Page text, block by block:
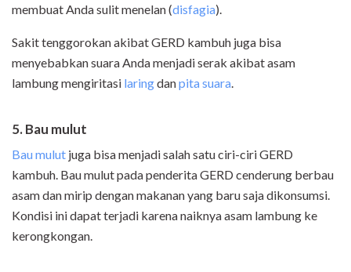
membuat Anda sulit menelan (disfagia).
Sakit tenggorokan akibat GERD kambuh juga bisa
menyebabkan suara Anda menjadi serak akibat asam
lambung mengiritasi laringdanpita suara
5. Bau mulut
Bau mulut juga bisa menjadi salah satu ciri-ciri GERD
kambuh. Bau mulut pada penderita GERD cenderung berbau
asam dan mirip dengan makanan yang baru saja dikonsumsi.
Kondisi ini dapat terjadi karena naiknya asam lambung ke
kerongkongan.